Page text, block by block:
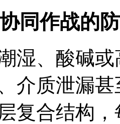
同作战的
湿、酸碱
介质泄漏
复合结构